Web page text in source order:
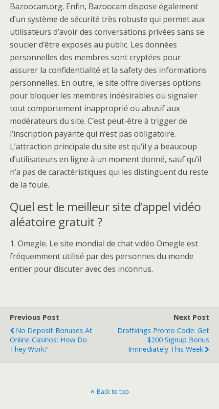
Bazoocam.org. Enfin, Bazoocam dispose également
d’un système de sécurité très robuste qui permet aux
utilisateurs d’avoir des conversations privées sans se
soucier d’être exposés au public. Les données
personnelles des membres sont cryptées pour
assurer la confidentialité et la safety des informations
personnelles. En outre, le site offre diverses options
pour bloquer les membres indésirables ou signaler
tout comportement inapproprié ou abusif aux
modérateurs du site. C’est peut-être à trigger de
l’inscription payante qui n’est pas obligatoire.
L’attraction principale du site est qu’il y a beaucoup
d’utilisateurs en ligne à un moment donné, sauf qu’il
n’a pas de caractéristiques qui les distinguent du reste
de la foule.
Quel est le meilleur site d’appel vidéo
aléatoire gratuit ?
1. Omegle. Le site mondial de chat vidéo Omegle est
fréquemment utilisé par des personnes du monde
entier pour discuter avec des inconnus.
Previous Post
No Deposit Bonuses At
Online Casinos: How Do
They Work?
Next Post
Draftkings Promo Code: Get
$200 Signup Bonus
Immediately This Week
Back to top